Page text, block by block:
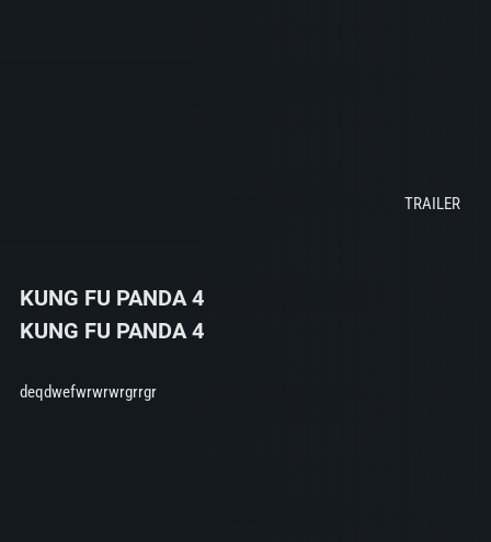
KUNG FU PANDA 4
KUNG FU PANDA 4
deqdwefwrwrwrgrrgr